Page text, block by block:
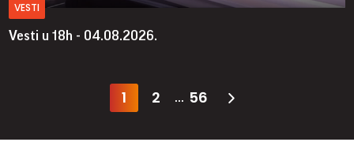
VESTI
Vesti u 18h - 04.08.2026.
1 2 ... 56